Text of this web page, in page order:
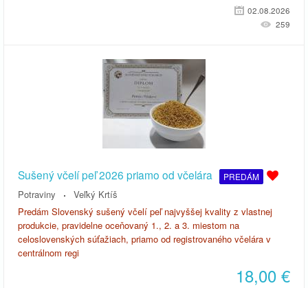
02.08.2026
259
Sušený včelí peľ 2026 priamo od včelára PREDÁM
Potraviny
Veľký Krtíš
Predám Slovenský sušený včelí peľ najvyššej kvality z vlastnej
produkcie, pravidelne oceňovaný 1., 2. a 3. miestom na
celoslovenských súťažiach, priamo od registrovaného včelára v
centrálnom regi
18,00 €